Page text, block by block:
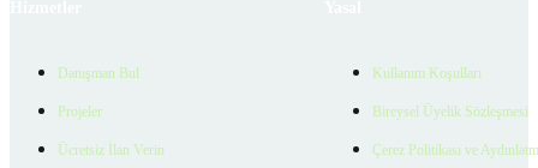
Danışman Bul
Projeler
Ücretsiz İlan Verin
Kullanım Koşulları
Bireysel Üyelik Sözleşmesi
Çerez Politikası ve